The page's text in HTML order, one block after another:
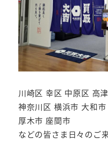
川崎区 幸区 中原区 高
神奈川区 横浜市 大和
厚木市 座間市
などの皆さま日々のご